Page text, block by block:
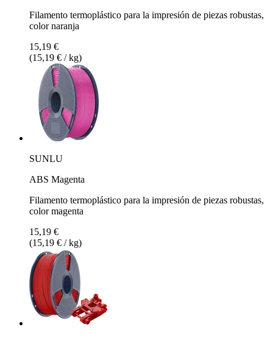
Filamento termoplástico para la impresión de piezas robustas,
color naranja
15,19 €
(15,19 € / kg)
SUNLU
ABS Magenta
Filamento termoplástico para la impresión de piezas robustas,
color magenta
15,19 €
(15,19 € / kg)